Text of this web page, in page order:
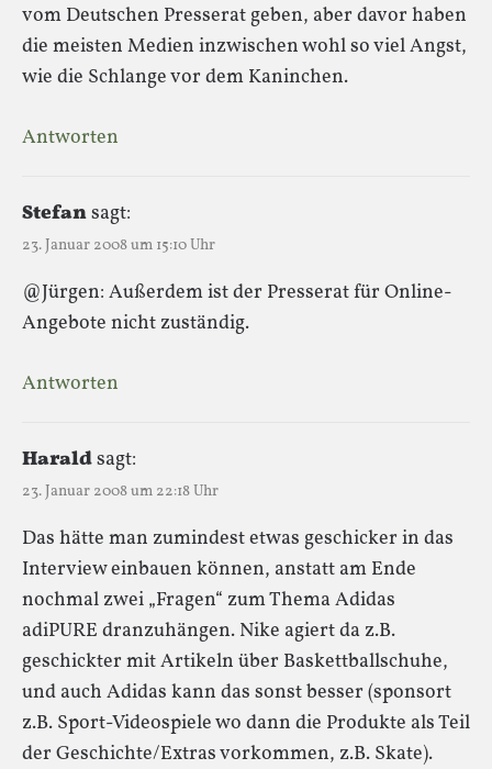
vom Deutschen Presserat geben, aber davor haben
die meisten Medien inzwischen wohl so viel Angst,
wie die Schlange vor dem Kaninchen.
Antworten
Stefansagt:
23. Januar 2008 um 15:10 Uhr
@Jürgen: Außerdem ist der Presserat für Online-
Angebote nicht zuständig.
Antworten
Haraldsagt:
23. Januar 2008 um 22:18 Uhr
Das hätte man zumindest etwas geschicker in das
Interview einbauen können, anstatt am Ende
nochmal zwei „Fragen“ zum Thema Adidas
adiPURE dranzuhängen. Nike agiert da z.B.
geschickter mit Artikeln über Baskettballschuhe,
und auch Adidas kann das sonst besser (sponsort
z.B. Sport-Videospiele wo dann die Produkte als Teil
der Geschichte/Extras vorkommen, z.B. Skate).